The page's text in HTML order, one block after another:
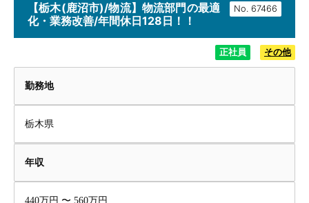
No.
【栃木(鹿沼市)/物流】物流部門の最適
化・業務改善/年間休日128日！！
正社員 その他
勤務地
栃木県
年収
440万円 〜 560万円